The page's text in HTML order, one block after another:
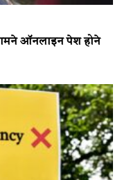
ऑनलाइन पेश होने